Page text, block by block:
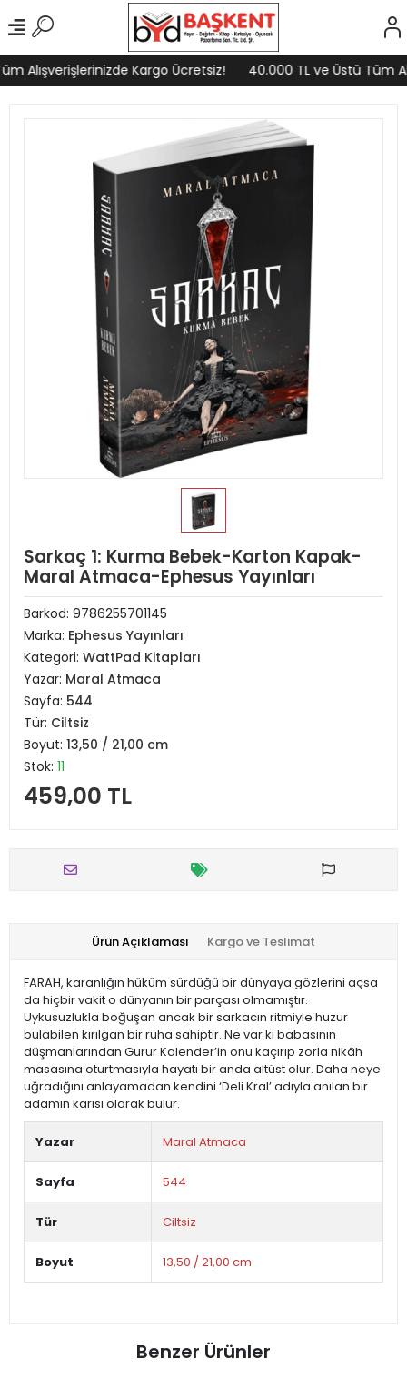
Alışverişlerinizde Kargo Ücretsiz! 40.000 TL ve Üstü Tüm
Sarkaç 1: Kurma Bebek-Karton Kapak-
Maral Atmaca-Ephesus Yayınları
Barkod: 9786255701145
Marka: Ephesus Yayınları
Kategori: WattPad Kitapları
Yazar: Maral Atmaca
Sayfa: 544
Tür: Ciltsiz
Boyut: 13,50 / 21,00 cm
Stok: 11
459,00 TL
Ürün Açıklaması Kargo ve Teslimat
FARAH, karanlığın hüküm sürdüğü bir dünyaya gözlerini açsa
da hiçbir vakit o dünyanın bir parçası olmamıştır.
Uykusuzlukla boğuşan ancak bir sarkacın ritmiyle huzur
bulabilen kırılgan bir ruha sahiptir. Ne var ki babasının
düşmanlarından Gurur Kalender’in onu kaçırıp zorla nikâh
masasına oturtmasıyla hayatı bir anda altüst olur. Daha neye
uğradığını anlayamadan kendini ‘Deli Kral’ adıyla anılan bir
adamın karısı olarak bulur.
Yazar Maral Atmaca
Sayfa 544
Tür Ciltsiz
Boyut 13,50 / 21,00 cm
Benzer Ürünler